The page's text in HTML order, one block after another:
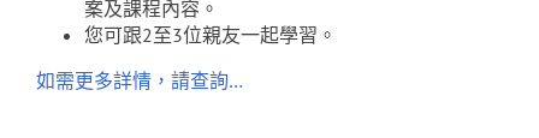
案及課程內容。
您可跟2至3位親友一起學習。
如需更多詳情，請查詢…